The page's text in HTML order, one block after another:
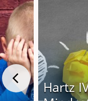
Hartz